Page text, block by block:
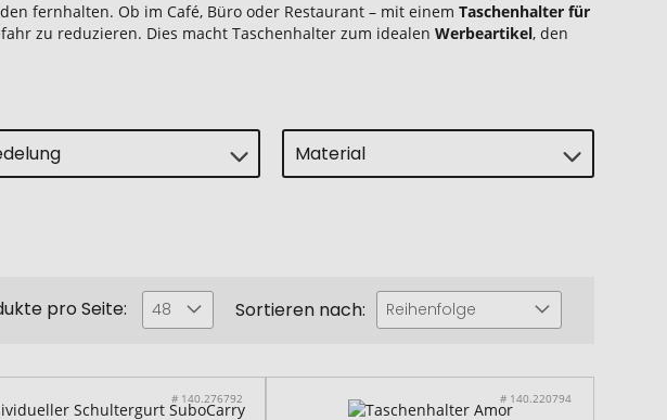
fernhalten. Ob im Café, Büro oder Restaurant – mit einemTaschenhalter für
zu reduzieren. Dies macht Taschenhalter zum idealenWerbeartikel, den
Material
pro Seite: 48 Sortieren nach: Reihenfolge
# 140.276792 # 140.220794